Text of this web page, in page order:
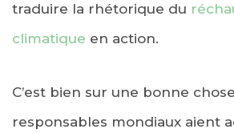
traduire la rhétorique du
climatique en action.
C’est bien sur une bonne
responsables mondiaux aient